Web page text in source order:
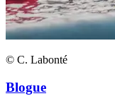
© C. Labonté
Blogue